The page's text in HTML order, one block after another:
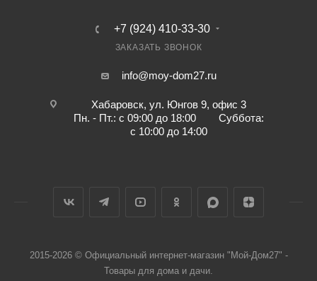
+7 (924) 410-33-30
ЗАКАЗАТЬ ЗВОНОК
info@moy-dom27.ru
Хабаровск, ул. Юнгов 9, офис 3
Пн. - Пт.: с 09:00 до 18:00 Суббота:
с 10:00 до 14:00
2015-2026 © Официальный интернет-магазин "Мой-Дом27" -
Товары для дома и дачи.